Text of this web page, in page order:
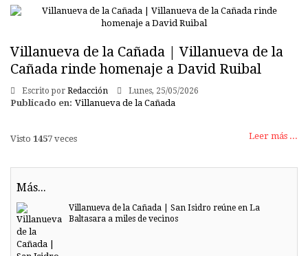
Villanueva de la Cañada | Villanueva de la
Cañada rinde homenaje a David Ruibal
Escrito por Redacción Lunes, 25/05/2026
Publicado en: Villanueva de la Cañada
Leer más ...
Visto 1457 veces
Más...
Villanueva de la Cañada | San Isidro reúne en La
Baltasara a miles de vecinos